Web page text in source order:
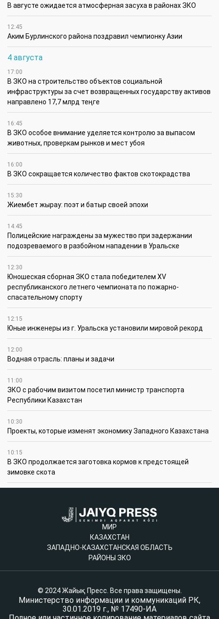
В августе ожидается атмосферная засуха в районах ЗКО
12:45
Аким Бурлинского района поздравил чемпионку Азии
4 августа
17:00
В ЗКО на строительство объектов социальной
инфраструктуры за счет возвращенных государству активов
направлено 17,7 млрд теңге
16:45
В ЗКО особое внимание уделяется контролю за выпасом
животных, проверкам рынков и мест убоя
16:00
В ЗКО сокращается количество фактов скотокрадства
15:30
Жиембет жырау: поэт и батыр своей эпохи
14:45
Полицейские награждены за мужество при задержании
подозреваемого в разбойном нападении в Уральске
12:30
Юношеская сборная ЗКО стала победителем XV
республиканского летнего чемпионата по пожарно-
спасательному спорту
12:15
Юные инженеры из г. Уральска установили мировой рекорд
12:00
Водная отрасль: планы и задачи
11:00
ЗКО с рабочим визитом посетил министр транспорта
Республики Казахстан
10:30
Проекты, которые изменят экономику Западного Казахстана
10:15
В ЗКО продолжается заготовка кормов к предстоящей
зимовке скота
МИР
КАЗАХСТАН
ЗАПАДНО-КАЗАХСТАНСКАЯ ОБЛАСТЬ
РАЙОНЫ ЗКО
© 2024 Жайық Пресс. Все права защищены.
Министерство информации и коммуникаций РК,
30.01.2019 г., № 17490-ИА